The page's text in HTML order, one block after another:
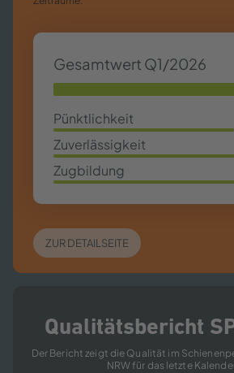
Gesamtwert Q1/2026
85,63%
Pünktlichkeit
70,4%
Zuverlässigkeit
95,7%
Zugbildung
97,2%
ZUR DETAILSEITE
Qualitätsbericht
Der Bericht zeigt die Qualität im
NRW für das letzte